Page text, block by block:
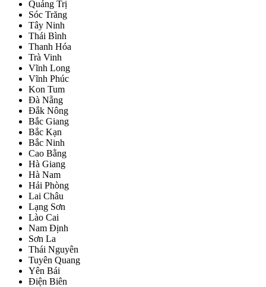
Quảng Trị
Sóc Trăng
Tây Ninh
Thái Bình
Thanh Hóa
Trà Vinh
Vĩnh Long
Vĩnh Phúc
Kon Tum
Đà Nẵng
Đắk Nông
Bắc Giang
Bắc Kạn
Bắc Ninh
Cao Bằng
Hà Giang
Hà Nam
Hải Phòng
Lai Châu
Lạng Sơn
Lào Cai
Nam Định
Sơn La
Thái Nguyên
Tuyên Quang
Yên Bái
Điện Biên